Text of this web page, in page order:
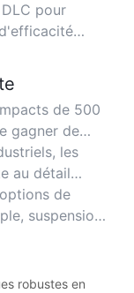
pour
de 500
gagner de
une
dans les
les
au détail
limité. de
suspension
robustes en